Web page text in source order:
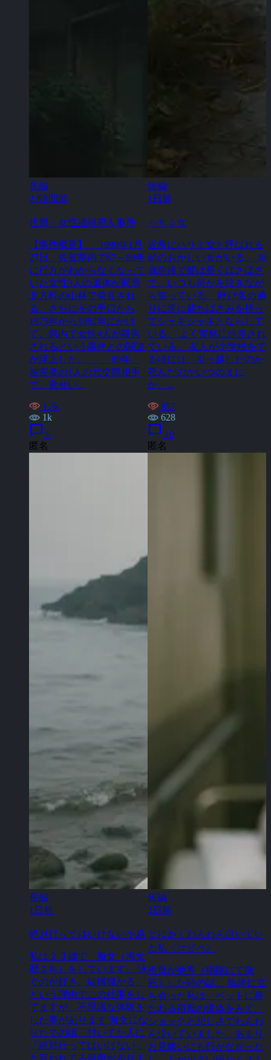
長編
22時間前
佐賀・女性連続殺人事件
【事件概要】 1989年1月
27日、佐賀県内で87～89年
に行方がわからなくなって
いた女性3人の遺体が同県
北方町の山林で発見され
る。さらにその手口から
1975年から1982年にかけ
て、県内で女性4人が殺害
されるという事件との関連
が浮上した。 89年、
被害者の1人の元交際相手
で、覚せい...
1.3k
1k
chat_bubble 6
匿名
短編
1日前
ハサミ女
近所にハサミ女と呼ばれる
頭のおかしい女がいる。 30
歳前後で髪は長くぼさぼさ
で、いつも何かを呟きなが
ら笑っている。 呼び名の通
りに常に裁ちばさみを持っ
てシャキシャキとならして
いる。 よく警察に注意され
ている。 友人が小学校をで
る頃には、引っ越したのか
死んだのかいつのまに
か、...
857
628
chat_bubble 10
匿名
長編
1日前
絶対行ってはいけない小島
私は２３歳で、海女（海女
歴２年）をしています。 泳
ぐのが好き、結構儲かる、
という理由でこの仕事をし
てますが、不思議な体験を
した事があります 海女にな
りたての頃、付いてた人に
「絶対行ってはいけない」
短編
2日前
とにかくわんわん泣いてい
た私〈コピぺ〉
祖母が他界（病院にて病
死）した時の話。 臨終に立
ち会った私は、ベットに横
たわる祖母の遺体をみて、
ショックと悲しさでわんわ
ん泣いていました。あまり
お見舞いにも行かなかった